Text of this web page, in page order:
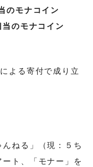
のモナコイン
のモナコイン
よる寄付で成り立
ねる」（現：５ち
ト、「モナー」 を